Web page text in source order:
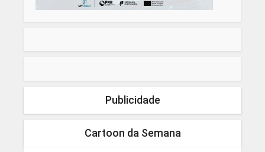
Publicidade
Cartoon da Semana